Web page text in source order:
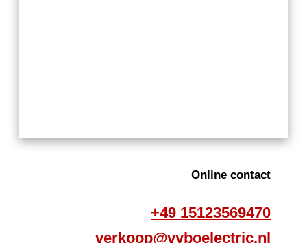
Online contact
+49 15123569470
verkoop@vyboelectric.nl